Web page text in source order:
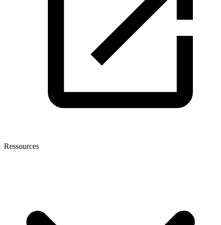
Ressources